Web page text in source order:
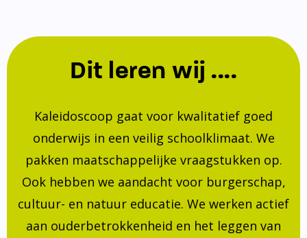
Dit leren wij ....
Kaleidoscoop gaat voor kwalitatief goed
onderwijs in een veilig schoolklimaat. We
pakken maatschappelijke vraagstukken op.
Ook hebben we aandacht voor burgerschap,
cultuur- en natuur educatie. We werken actief
aan ouderbetrokkenheid en het leggen van